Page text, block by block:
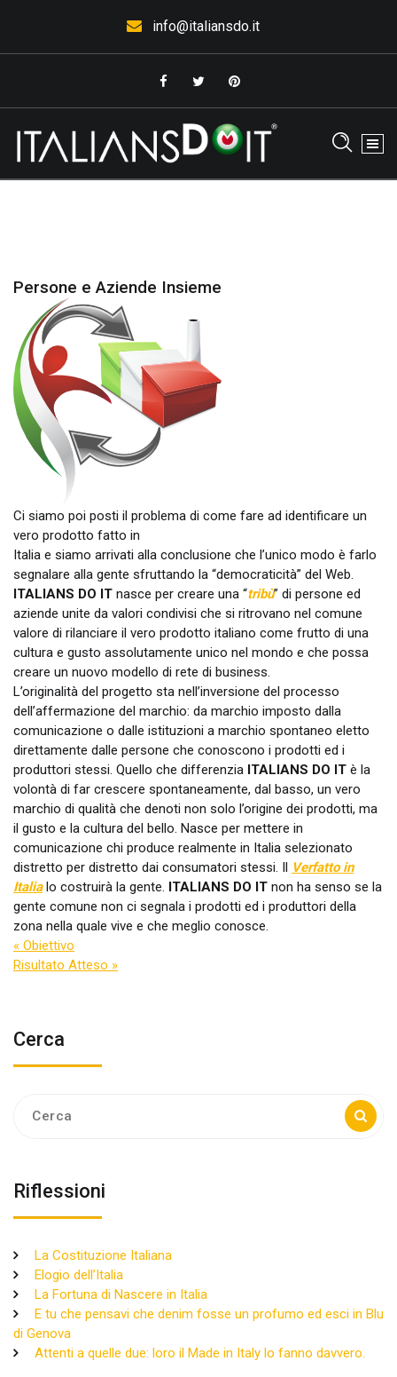
info@italiansdo.it
Persone e Aziende Insieme
Ci siamo poi posti il problema di come fare ad identificare un
vero prodotto fatto in
Italia e siamo arrivati alla conclusione che l’unico modo è farlo
segnalare alla gente sfruttando la “democraticità” del Web.
ITALIANS DO IT nasce per creare una “tribù” di persone ed
aziende unite da valori condivisi che si ritrovano nel comune
valore di rilanciare il vero prodotto italiano come frutto di una
cultura e gusto assolutamente unico nel mondo e che possa
creare un nuovo modello di rete di business.
L’originalità del progetto sta nell’inversione del processo
dell’affermazione del marchio: da marchio imposto dalla
comunicazione o dalle istituzioni a marchio spontaneo eletto
direttamente dalle persone che conoscono i prodotti ed i
produttori stessi. Quello che differenzia ITALIANS DO IT è la
volontà di far crescere spontaneamente, dal basso, un vero
marchio di qualità che denoti non solo l’origine dei prodotti, ma
il gusto e la cultura del bello. Nasce per mettere in
comunicazione chi produce realmente in Italia selezionato
distretto per distretto dai consumatori stessi. Il Verfatto in
Italialo costruirà la gente. ITALIANS DO IT non ha senso se la
gente comune non ci segnala i prodotti ed i produttori della
zona nella quale vive e che meglio conosce.
« Obiettivo
Risultato Atteso »
Cerca
Riflessioni
La Costituzione Italiana
Elogio dell’Italia
La Fortuna di Nascere in Italia
E tu che pensavi che denim fosse un profumo ed esci in Blu
di Genova
Attenti a quelle due: loro il Made in Italy lo fanno davvero.